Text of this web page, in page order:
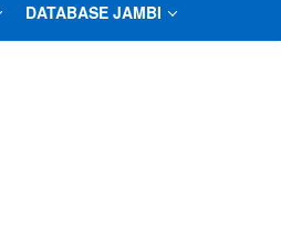
DATABASE JAMBI